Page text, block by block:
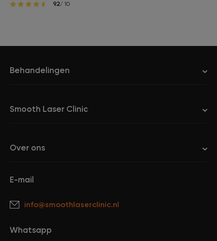
9.2/ 10
Behandelingen
Smooth Laser Clinic
Over ons
E-mail
info@smoothlaserclinic.nl
Whatsapp